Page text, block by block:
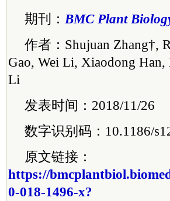
期刊： BMC Plant
作者：Shujuan Zhang†,
Gao, Wei Li, Xiaodong
Li
发表时间：2018/11/26
数字识别码：10.1186/
原文链接：
https://
0-018-1496-x?